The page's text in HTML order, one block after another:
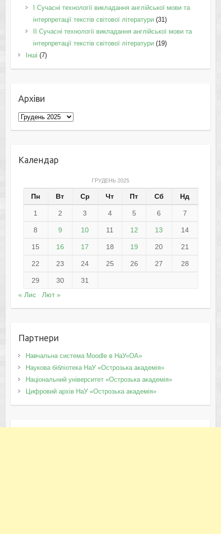
I Cучасні технології викладання англійської мови та
інтерпретації текстів світової літератури(31)
II Cучасні технології викладання англійської мови та
інтерпретації текстів світової літератури(19)
Інші (7)
Архіви
Архіви
Календар
ГРУДЕНЬ 2025
Пн Вт Ср Чт Пт Сб Нд
1 2 3 4 5 6 7
8 9 10 11 12 13 14
15 16 17 18 19 20 21
22 23 24 25 26 27 28
29 30
31
« Лис
Лют »
Партнери
Навчальна система Moodle в НаУ«ОА»
Наукова бібліотека НаУ «Острозька академія»
Національний університет «Острозька академія»
Цифровий архів НаУ «Острозька академія»